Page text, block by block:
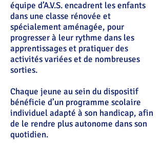
équipe d’A.V.S. encadrent les enfants
dans une classe rénovée et
spécialement aménagée, pour
progresser à leur rythme dans les
apprentissages et pratiquer des
activités variées et de nombreuses
sorties.
Chaque jeune au sein du dispositif
bénéficie d’un programme scolaire
individuel adapté à son handicap, afin
de le rendre plus autonome dans son
quotidien.